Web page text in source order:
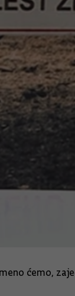
ćemo,